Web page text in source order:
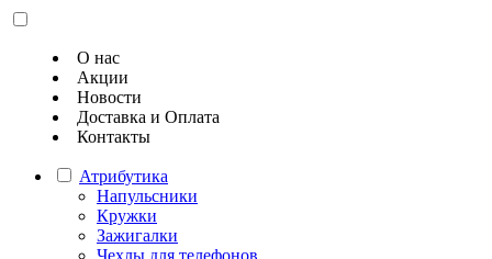
О нас
Акции
Новости
Доставка и Оплата
Контакты
Атрибутика
Напульсники
Кружки
Зажигалки
Чехлы для телефонов